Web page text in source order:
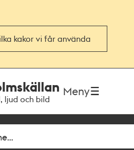
kakor vi får använda
ljud och bild
Meny